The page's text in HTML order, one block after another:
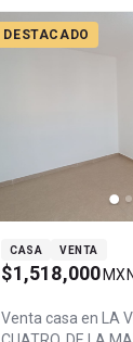
DESTACADO
CASA VENTA
$1,518,000 MXN
Venta casa en
LA